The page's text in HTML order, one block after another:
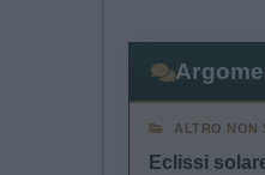
ALTRO NON